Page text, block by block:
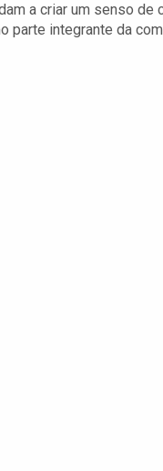
a criar um senso
parte integrante da